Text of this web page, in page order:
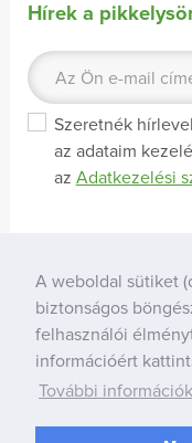
A weboldal sütiket
biztonságos
felhasználói
információért
További információk
Hírek a
Szeretnék
az adataim
az Adatkezelési
Facebook-